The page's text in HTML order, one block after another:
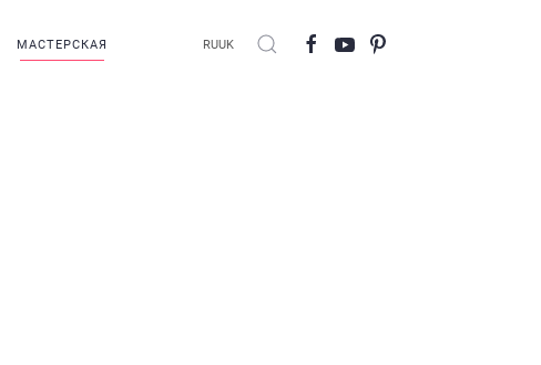
МАСТЕРСКАЯ RUUK